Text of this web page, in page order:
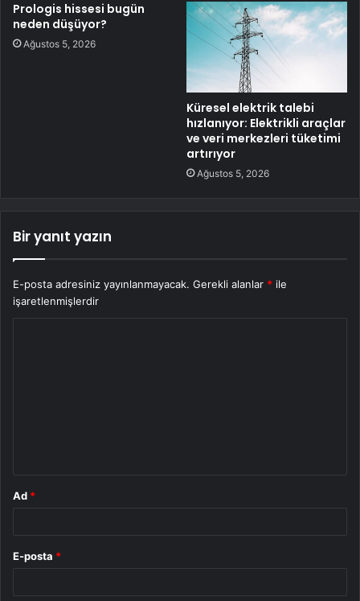
Prologis hissesi bugün
neden düşüyor?
Ağustos 5, 2026
Küresel elektrik talebi
hızlanıyor: Elektrikli araçlar
ve veri merkezleri tüketimi
artırıyor
Ağustos 5, 2026
Bir yanıt yazın
E-posta adresiniz yayınlanmayacak. Gerekli alanlar * ile
işaretlenmişlerdir
Ad *
E-posta *